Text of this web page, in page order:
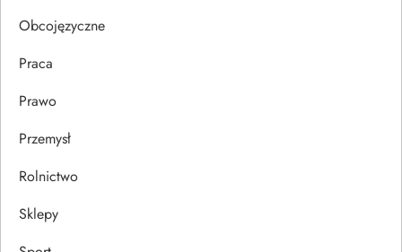
u
Obcojęzyczne
Praca
Prawo
Przemysł
Rolnictwo
Sklepy